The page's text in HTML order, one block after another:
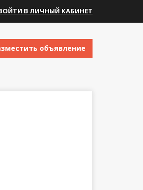
В ЛИЧНЫЙ КАБИНЕТ
объявление